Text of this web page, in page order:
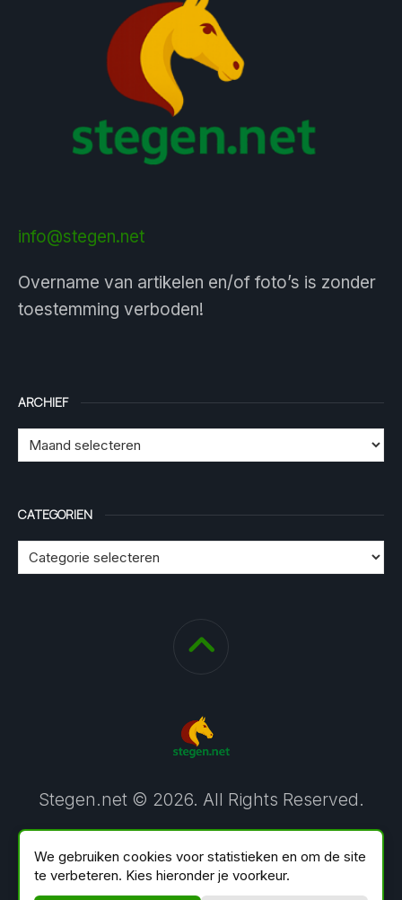
info@stegen.net
Overname van artikelen en/of foto’s is zonder
toestemming verboden!
ARCHIEF
CATEGORIEN
Stegen.net © 2026. All Rights Reserved.
We gebruiken cookies voor statistieken en om de site
te verbeteren. Kies hieronder je voorkeur.